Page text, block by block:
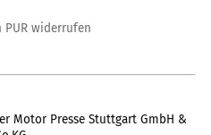
PUR widerrufen
Motor Presse Stuttgart GmbH &